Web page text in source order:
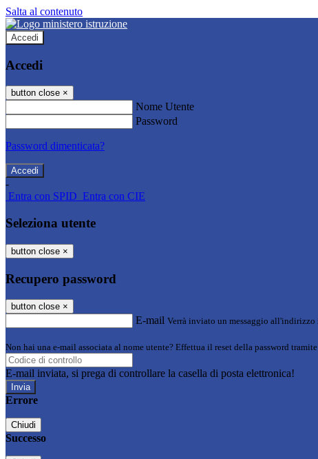
Salta al contenuto
Accedi
Accedi
button close ×
Nome Utente
Password
Password dimenticata?
-
Entra con SPID Entra con CIE
Seleziona utente
button close ×
Recupero password
button close ×
E-mail Verrà inviato un messaggio
Non hai una e-mail associata al nome utente? Effettua il reset della password
E-mail inviata, si prega di controllare la casella di posta elettronica!
Errore
Chiudi
Successo